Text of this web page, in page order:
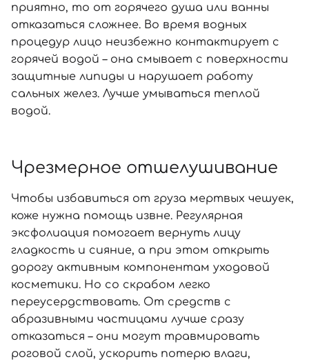
приятно, то от горячего душа или ванны
отказаться сложнее. Во время водных
процедур лицо неизбежно контактирует с
горячей водой – она смывает с поверхности
защитные липиды и нарушает работу
сальных желез. Лучше умываться теплой
водой.
Чрезмерное отшелушивание
Чтобы избавиться от груза мертвых чешуек,
коже нужна помощь извне. Регулярная
эксфолиация помогает вернуть лицу
гладкость и сияние, а при этом открыть
дорогу активным компонентам уходовой
косметики. Но со скрабом легко
переусердствовать. От средств с
абразивными частицами лучше сразу
отказаться – они могут травмировать
роговой слой, ускорить потерю влаги,
Регистрация
Номер телефона
Отправляя форму для авторизации/регистрации, вы
принимаете условия